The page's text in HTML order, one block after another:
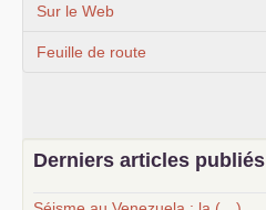
Sur le Web
Feuille de route
Derniers articles publiés